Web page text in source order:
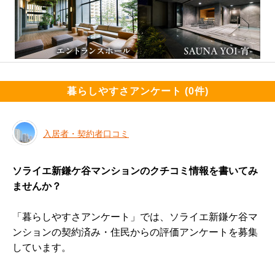
暮らしやすさアンケート (0件)
入居者・契約者口コミ
ソライエ新鎌ケ谷マンションのクチコミ情報を書いてみ
ませんか？
「暮らしやすさアンケート」では、ソライエ新鎌ケ谷マ
ンションの契約済み・住民からの評価アンケートを募集
しています。